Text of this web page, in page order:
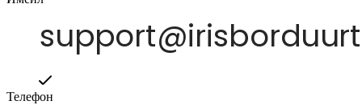
Телефон